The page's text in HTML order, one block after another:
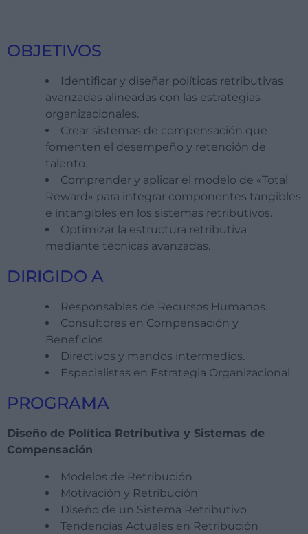
OBJETIVOS
Identificar y diseñar políticas retributivas
avanzadas alineadas con las estrategias
organizacionales.
Crear sistemas de compensación que
fomenten el desempeño y retención de
talento.
Comprender y aplicar el modelo de «Total
Reward» para integrar componentes tangibles
e intangibles en los sistemas retributivos.
Optimizar la estructura retributiva
mediante técnicas avanzadas.
DIRIGIDO A
Responsables de Recursos Humanos.
Consultores en Compensación y
Beneficios.
Directivos y mandos intermedios.
Especialistas en Estrategia Organizacional.
PROGRAMA
Diseño de Política Retributiva y Sistemas de
Compensación
Modelos de Retribución
Motivación y Retribución
Diseño de un Sistema Retributivo
Tendencias Actuales en Retribución